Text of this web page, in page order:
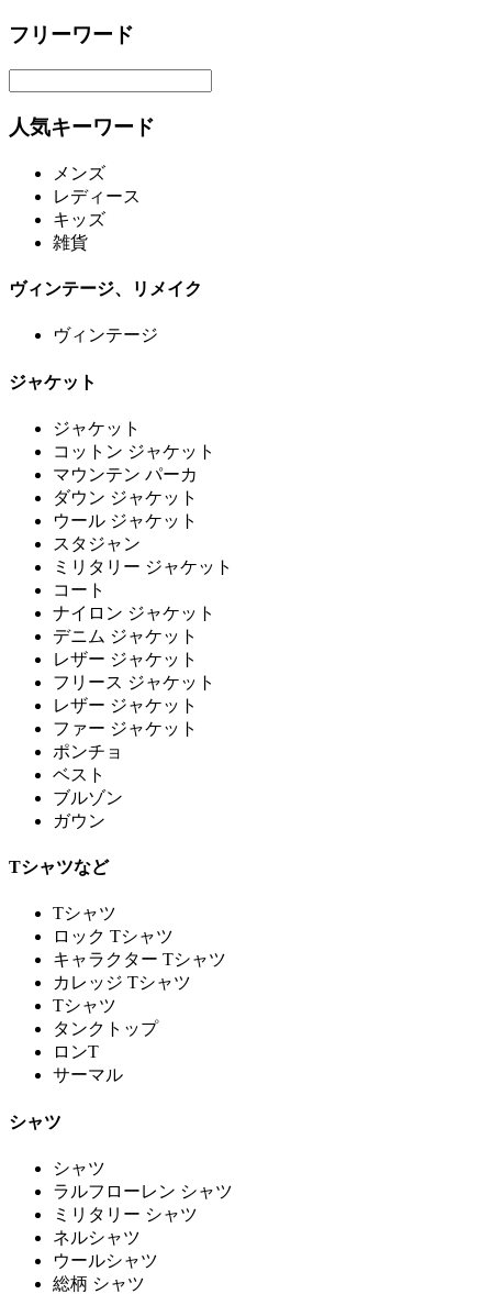
フリーワード
人気キーワード
メンズ
レディース
キッズ
雑貨
ヴィンテージ、リメイク
ヴィンテージ
ジャケット
ジャケット
コットン ジャケット
マウンテン パーカ
ダウン ジャケット
ウール ジャケット
スタジャン
ミリタリー ジャケット
コート
ナイロン ジャケット
デニム ジャケット
レザー ジャケット
フリース ジャケット
レザー ジャケット
ファー ジャケット
ポンチョ
ベスト
ブルゾン
ガウン
Tシャツなど
Tシャツ
ロック Tシャツ
キャラクター Tシャツ
カレッジ Tシャツ
Tシャツ
タンクトップ
ロンT
サーマル
シャツ
シャツ
ラルフローレン シャツ
ミリタリー シャツ
ネルシャツ
ウールシャツ
総柄 シャツ